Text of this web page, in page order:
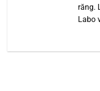
răng.
Labo